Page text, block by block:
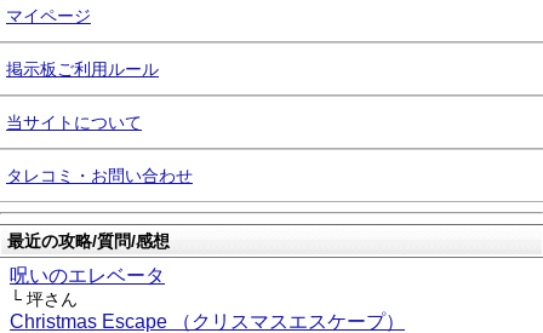
マイページ
掲示板ご利用ルール
当サイトについて
タレコミ・お問い合わせ
最近の攻略/質問/感想
呪いのエレベータ
└ 坪さん
Christmas Escape （クリスマスエスケープ）